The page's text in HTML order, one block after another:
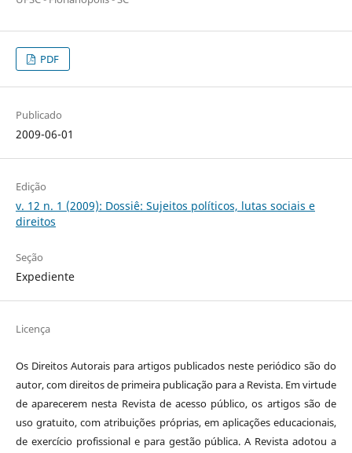
PDF
Publicado
2009-06-01
Edição
v. 12 n. 1 (2009): Dossiê: Sujeitos políticos, lutas sociais e
direitos
Seção
Expediente
Licença
Os Direitos Autorais para artigos publicados neste periódico são do
autor, com direitos de primeira publicação para a Revista. Em virtude
de aparecerem nesta Revista de acesso público, os artigos são de
uso gratuito, com atribuições próprias, em aplicações educacionais,
de exercício profissional e para gestão pública. A Revista adotou a